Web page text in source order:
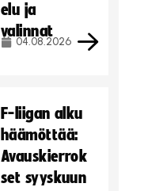
elu ja
valinnat
04.08.2026
F-liigan alku
häämöttää:
Avauskierrok
set syyskuun